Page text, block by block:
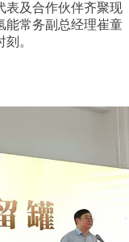
表及合作伙伴齐聚现
能常务副总经理崔童
。